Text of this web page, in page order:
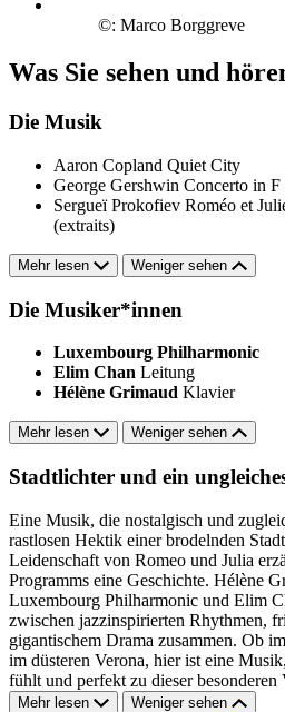
©: Marco Borggreve
Was Sie sehen und
Die Musik
Aaron Copland Quiet City
George Gershwin Concerto in F
Sergueï Prokofiev Roméo et
(extraits)
Mehr lesen Weniger sehen
Die Musiker*innen
Luxembourg Philharmonic
Elim Chan Leitung
Hélène Grimaud Klavier
Mehr lesen Weniger sehen
Stadtlichter und ein
Eine Musik, die nostalgisch und
rastlosen Hektik einer brodelnden
Leidenschaft von Romeo und Julia
Programms eine Geschichte. Hélène
Luxembourg Philharmonic und Elim
zwischen jazzinspirierten Rhythmen,
gigantischem Drama zusammen. Ob
im düsteren Verona, hier ist eine
fühlt und perfekt zu dieser besonderen
Mehr lesen Weniger sehen